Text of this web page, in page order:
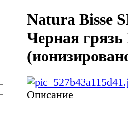
Natura Bisse
Черная
Описание